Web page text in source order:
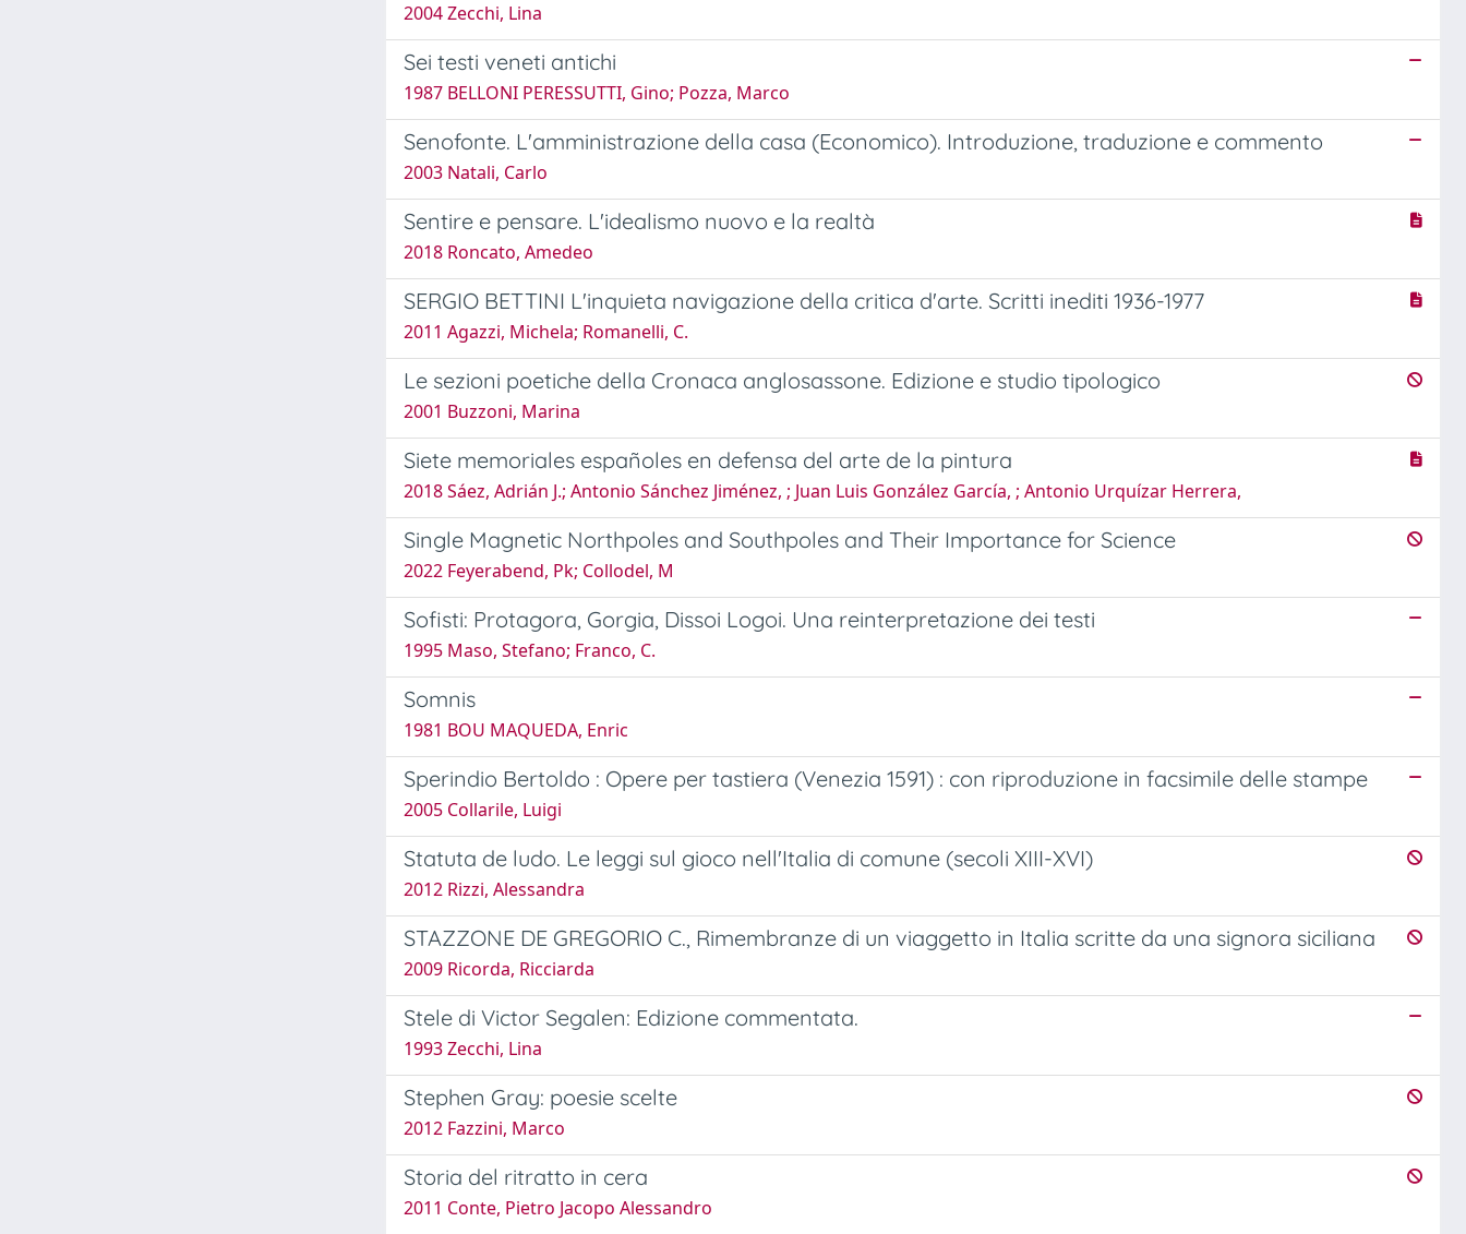
2004 Zecchi, Lina
Sei testi veneti antichi
1987 BELLONI PERESSUTTI, Gino; Pozza, Marco
Senofonte. L'amministrazione della casa (Economico). Introduzione, traduzione e commento
2003 Natali, Carlo
Sentire e pensare. L'idealismo nuovo e la realtà
2018 Roncato, Amedeo
SERGIO BETTINI L'inquieta navigazione della critica d'arte. Scritti inediti 1936-1977
2011 Agazzi, Michela; Romanelli, C.
Le sezioni poetiche della Cronaca anglosassone. Edizione e studio tipologico
2001 Buzzoni, Marina
Siete memoriales españoles en defensa del arte de la pintura
2018 Sáez, Adrián J.; Antonio Sánchez Jiménez, ; Juan Luis González García, ; Antonio Urquízar Herrera,
Single Magnetic Northpoles and Southpoles and Their Importance for Science
2022 Feyerabend, Pk; Collodel, M
Sofisti: Protagora, Gorgia, Dissoi Logoi. Una reinterpretazione dei testi
1995 Maso, Stefano; Franco, C.
Somnis
1981 BOU MAQUEDA, Enric
Sperindio Bertoldo : Opere per tastiera (Venezia 1591) : con riproduzione in facsimile delle stampe
2005 Collarile, Luigi
Statuta de ludo. Le leggi sul gioco nell'Italia di comune (secoli XIII-XVI)
2012 Rizzi, Alessandra
STAZZONE DE GREGORIO C., Rimembranze di un viaggetto in Italia scritte da una signora siciliana
2009 Ricorda, Ricciarda
Stele di Victor Segalen: Edizione commentata.
1993 Zecchi, Lina
Stephen Gray: poesie scelte
2012 Fazzini, Marco
Storia del ritratto in cera
2011 Conte, Pietro Jacopo Alessandro